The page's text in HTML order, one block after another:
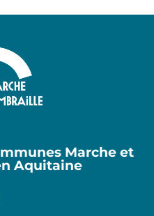
Marche et
Aquitaine